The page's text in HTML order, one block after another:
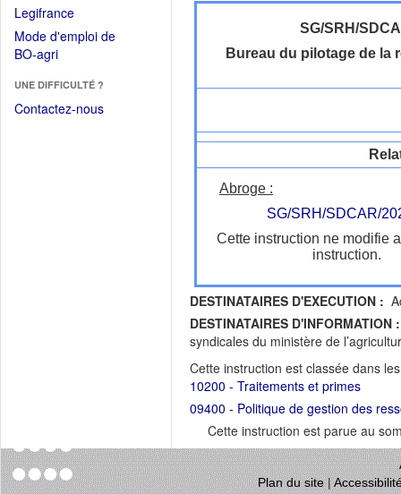
Legifrance(Ouvrir
dans
une
fenêtre)
Mode d'emploi de
BO-agri(Ouvrir
une
nouvelle
UNE DIFFICULTÉ ?
Contactez-nous
SG/SRH/
Bureau du pilotage de la
Abroge :
SG/SRH/SDCAR/
Cette instruction ne modifie
instruction.
DESTINATAIRES D'EXECUTION :
DESTINATAIRES D'INFORMATION :
syndicales du ministère de
Cette instruction est classée dans
10200 - Traitements et primes
09400 - Politique de gestion des
Cette instruction est parue au
Plan du site|